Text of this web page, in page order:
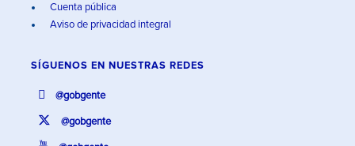
Cuenta pública
Aviso de privacidad integral
SÍGUENOS EN NUESTRAS REDES
@gobgente
@gobgente